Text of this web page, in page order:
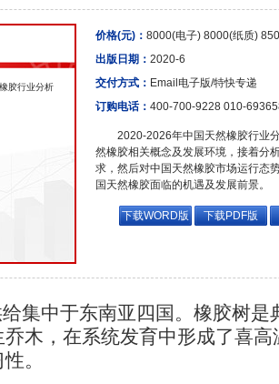
胶行业分析
价格(元)： 8000(电子) 8000(纸质)
出版日期： 2020-6
交付方式： Email电子版/特快专递
订购电话： 400-700-9228 010-
2020-2026年中国天然橡胶行业
然橡胶相关概念及发展环境，接着分
求，然后对中国天然橡胶市场运行态
国天然橡胶面临的机遇及发展前景。
下载WORD版 下载PDF版
集中于东南亚四国。橡胶树是
木，在系统发育中形成了喜
。